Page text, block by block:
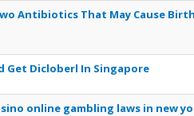
Antibiotics That May Cause
moyenne
34 5
Get Dicloberl In Singapore
moyenne
345
online gambling laws in new
moyenne
345